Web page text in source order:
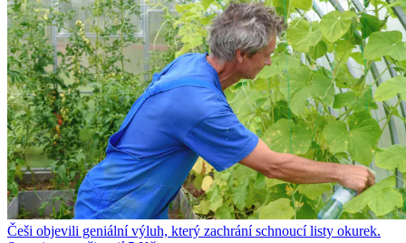
Češi objevili geniální výluh, který zachrání schnoucí listy okurek.